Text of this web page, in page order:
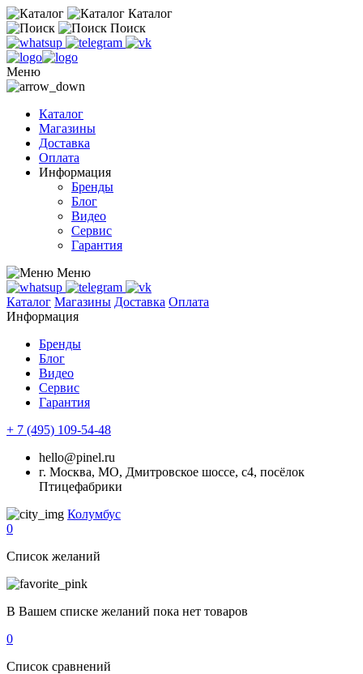
Каталог
Поиск
Меню
Каталог
Магазины
Доставка
Оплата
Информация
Бренды
Блог
Видео
Сервис
Гарантия
Меню
Каталог Магазины Доставка Оплата
Информация
Бренды
Блог
Видео
Сервис
Гарантия
+ 7 (495) 109-54-48
hello@pinel.ru
г. Москва, МО, Дмитровское шоссе, с4, посёлок
Птицефабрики
Колумбус
0
Список желаний
В Вашем списке желаний пока нет товаров
0
Список сравнений